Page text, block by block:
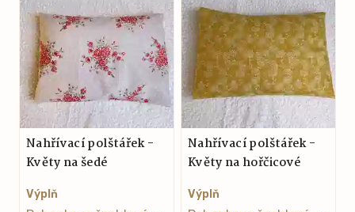
Nahřívací polštářek -
Květy na šedé
Výplň
Nahřívací polštářek -
Květy na hořčicové
Výplň